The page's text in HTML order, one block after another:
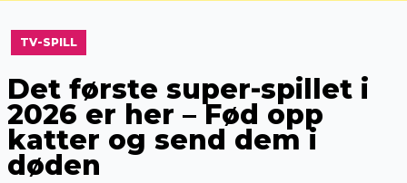
TV-SPILL
Det første super-spillet i
2026 er her – Fød opp
katter og send dem i
døden